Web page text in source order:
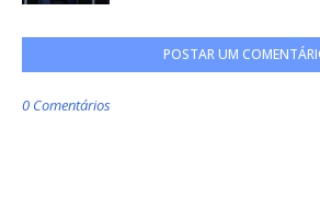
POSTAR UM
0 Comentários